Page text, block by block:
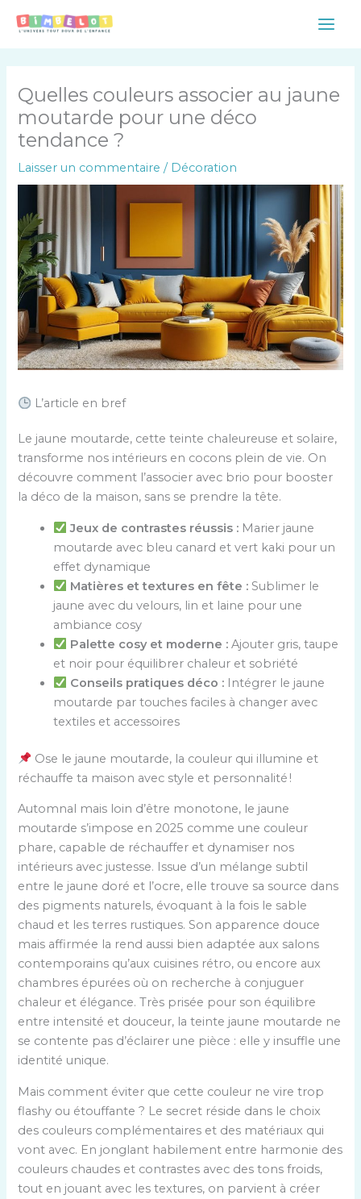
Main
Quelles couleurs associer au jaune
moutarde pour une déco
tendance ?
Laisser un commentaire / Décoration
L’article en bref
Le jaune moutarde, cette teinte chaleureuse et solaire,
transforme nos intérieurs en cocons plein de vie. On
découvre comment l’associer avec brio pour booster
la déco de la maison, sans se prendre la tête.
Jeux de contrastes réussis :Marier jaune
moutarde avec bleu canard et vert kaki pour un
effet dynamique
Matières et textures en fête :Sublimer le
jaune avec du velours, lin et laine pour une
ambiance cosy
Palette cosy et moderne :Ajouter gris, taupe
et noir pour équilibrer chaleur et sobriété
Conseils pratiques déco :Intégrer le jaune
moutarde par touches faciles à changer avec
textiles et accessoires
Ose le jaune moutarde, la couleur qui illumine et
réchauffe ta maison avec style et personnalité !
Automnal mais loin d’être monotone, le jaune
moutarde s’impose en 2025 comme une couleur
phare, capable de réchauffer et dynamiser nos
intérieurs avec justesse. Issue d’un mélange subtil
entre le jaune doré et l’ocre, elle trouve sa source dans
des pigments naturels, évoquant à la fois le sable
chaud et les terres rustiques. Son apparence douce
mais affirmée la rend aussi bien adaptée aux salons
contemporains qu’aux cuisines rétro, ou encore aux
chambres épurées où on recherche à conjuguer
chaleur et élégance. Très prisée pour son équilibre
entre intensité et douceur, la teinte jaune moutarde ne
se contente pas d’éclairer une pièce : elle y insuffle une
identité unique.
Mais comment éviter que cette couleur ne vire trop
flashy ou étouffante ? Le secret réside dans le choix
des couleurs complémentaires et des matériaux qui
vont avec. En jonglant habilement entre harmonie des
couleurs chaudes et contrastes avec des tons froids,
tout en jouant avec les textures, on parvient à créer